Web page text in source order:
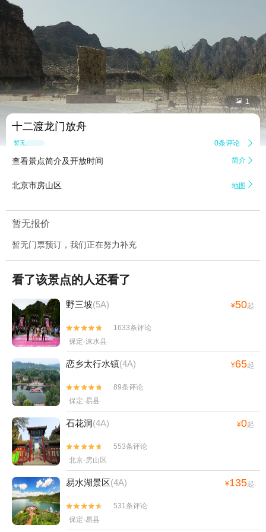
 1
十二渡龙门放舟
暂无点评 0条评论 
查看景点简介及开放时间 简介 
北京市房山区 地图 
暂无报价
暂无门票预订，我们正在努力补充
看了该景点的人还看了
野三坡(5A) ¥50起


1633条评论
保定·涞水县
恋乡太行水镇(4A) ¥65起


89条评论
保定·易县
石花洞(4A) ¥0起


553条评论
北京·房山区
易水湖景区(4A) ¥135起


531条评论
保定·易县
